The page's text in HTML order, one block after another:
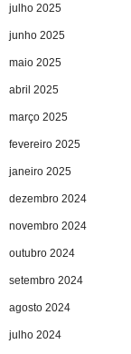
julho 2025
junho 2025
maio 2025
abril 2025
março 2025
fevereiro 2025
janeiro 2025
dezembro 2024
novembro 2024
outubro 2024
setembro 2024
agosto 2024
julho 2024